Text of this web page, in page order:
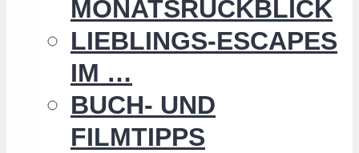
MONATSRÜCKBLICK
LIEBLINGS-ESCAPES
IM …
BUCH- UND
FILMTIPPS